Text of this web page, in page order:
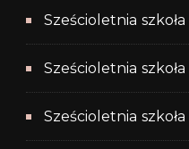
Sześcioletnia
Sześcioletnia
Sześcioletnia